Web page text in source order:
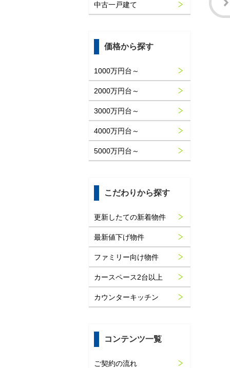
中古一戸建て
価格から探す
1000万円台～
2000万円台～
3000万円台～
4000万円台～
5000万円台～
こだわりから探す
更新したての新着物件
最新値下げ物件
ファミリー向け物件
カースペース2台以上
カウンターキッチン
コンテンツ一覧
ご契約の流れ